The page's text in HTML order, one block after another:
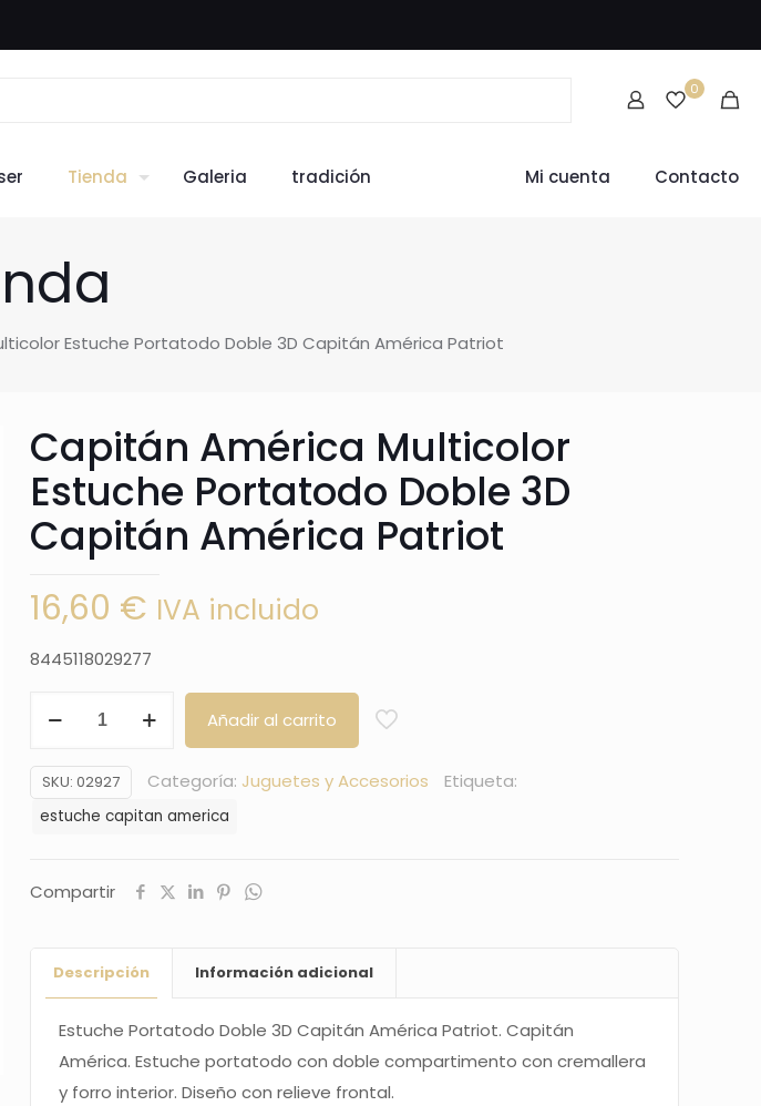
0
Tienda Galeria tradición Mi cuenta Contacto
Estuche Portatodo Doble 3D Capitán América Patriot
Capitán América Multicolor
Estuche Portatodo Doble 3D
Capitán América Patriot
16,60 € IVA incluido
8445118029277
Multicolor
Estuche
3D
Patriot
Añadir al carrito
SKU: 02927 Categoría: Juguetes y Accesorios Etiqueta:
estuche capitan america
Compartir
Descripción Información adicional
Estuche Portatodo Doble 3D Capitán América Patriot. Capitán
América. Estuche portatodo con doble compartimento con cremallera
y forro interior. Diseño con relieve frontal.